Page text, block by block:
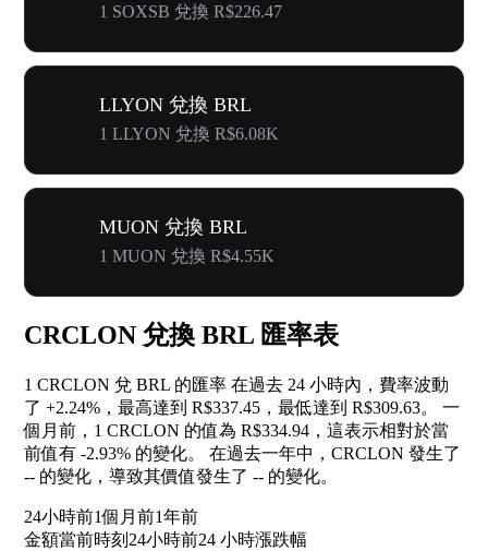
1 SOXSB 兌換 R$226.47
LLYON 兌換 BRL
1 LLYON 兌換 R$6.08K
MUON 兌換 BRL
1 MUON 兌換 R$4.55K
CRCLON 兌換 BRL 匯率表
1 CRCLON 兌 BRL 的匯率 在過去 24 小時內，費率波動
了 +2.24% ，最高達到 R$337.45，最低達到 R$309.63。 一
個月前，1 CRCLON 的值為 R$334.94，這表示相對於當
前值有 -2.93% 的變化。 在過去一年中，CRCLON 發生了
-- 的變化，導致其價值發生了 -- 的變化。
24小時前1個月前1年前
金額當前時刻 24小時前24 小時漲跌幅